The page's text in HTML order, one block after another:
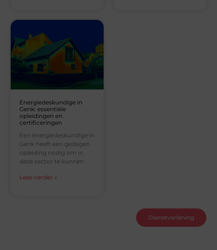
Energiedeskundige in
Genk: essentiële
opleidingen en
certificeringen
Een energiedeskundige in
Genk heeft een gedegen
opleiding nodig om in
deze sector te kunnen
Lees verder »
Dienstverlening